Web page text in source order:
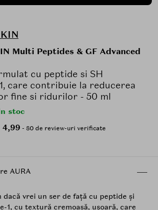
Multi Peptides & GF Advanced
cu peptide si SH
care contribuie la reducerea
fine si ridurilor - 50 ml
stoc
4,99 - 80 de review-uri verificate
AURA
dacă vrei un ser de față cu peptide și
1, cu textură cremoasă, ușoară, care